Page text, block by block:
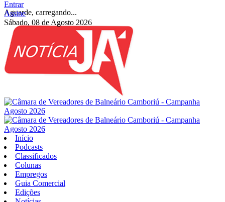
Aguarde, carregando...
Entrar
Assine
Sábado, 08 de Agosto 2026
Início
Podcasts
Classificados
Colunas
Empregos
Guia Comercial
Edições